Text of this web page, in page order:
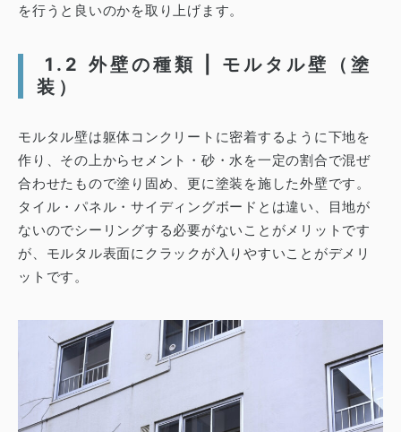
を行うと良いのかを取り上げます。
1.2 外壁の種類 | モルタル壁（塗
装）
モルタル壁は躯体コンクリートに密着するように下地を
作り、その上からセメント・砂・水を一定の割合で混ぜ
合わせたもので塗り固め、更に塗装を施した外壁です。
タイル・パネル・サイディングボードとは違い、目地が
ないのでシーリングする必要がないことがメリットです
が、モルタル表面にクラックが入りやすいことがデメリ
ットです。